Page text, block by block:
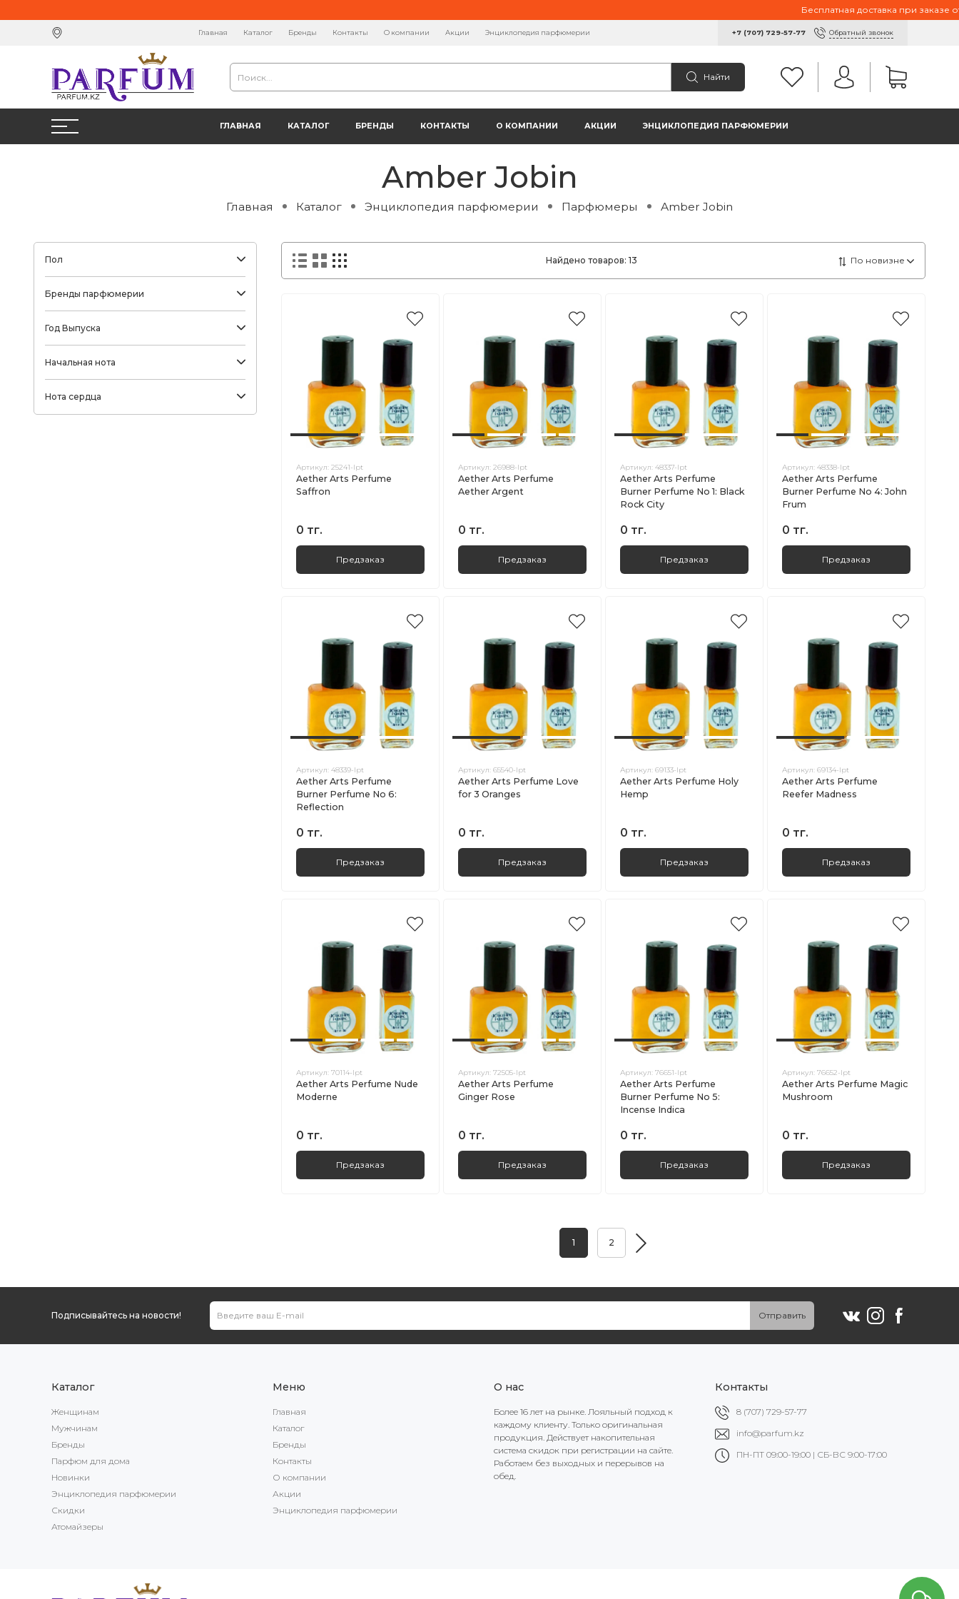
Бесплатная доставка при заказе от 10
Главная Каталог Бренды Контакты О компании Акции Энциклопедия парфюмерии +7 (707) 729-57-77 Обратный звонок
Найти
ГЛАВНАЯ КАТАЛОГ БРЕНДЫ КОНТАКТЫ О КОМПАНИИ АКЦИИ ЭНЦИКЛОПЕДИЯ ПАРФЮМЕРИИ
Amber Jobin
Главная Каталог Энциклопедия парфюмерии Парфюмеры Amber Jobin
Найдено товаров:13
Артикул:25241-lpt
Aether Arts Perfume
Saffron
0 тг.
Предзаказ
Артикул:26988-lpt
Aether Arts Perfume
Aether Argent
0 тг.
Предзаказ
Артикул:48337-lpt
Aether Arts Perfume
Burner Perfume No 1: Black
Rock City
0 тг.
Предзаказ
Артикул:48338-lpt
Aether Arts Perfume
Burner Perfume No 4: John
Frum
0 тг.
Предзаказ
Артикул:48339-lpt
Aether Arts Perfume
Burner Perfume No 6:
Reflection
0 тг.
Предзаказ
Артикул:65540-lpt
Aether Arts Perfume Love
for 3 Oranges
0 тг.
Предзаказ
Артикул:69133-lpt
Aether Arts Perfume Holy
Hemp
0 тг.
Предзаказ
Артикул:69134-lpt
Aether Arts Perfume
Reefer Madness
0 тг.
Предзаказ
Артикул:70114-lpt
Aether Arts Perfume Nude
Moderne
0 тг.
Предзаказ
Артикул:72505-lpt
Aether Arts Perfume
Ginger Rose
0 тг.
Предзаказ
Артикул:76651-lpt
Aether Arts Perfume
Burner Perfume No 5:
Incense Indica
0 тг.
Предзаказ
Артикул:76652-lpt
Aether Arts Perfume Magic
Mushroom
0 тг.
Предзаказ
1 2
Пол
Бренды парфюмерии
Год Выпуска
Начальная нота
Нота сердца
Подписывайтесь на новости! Отправить
Каталог
Женщинам
Мужчинам
Бренды
Парфюм для дома
Новинки
Энциклопедия парфюмерии
Скидки
Атомайзеры
Меню
Главная
Каталог
Бренды
Контакты
О компании
Акции
Энциклопедия парфюмерии
О нас
Более 16 лет на рынке. Лояльный подход к
каждому клиенту. Только оригинальная
продукция. Действует накопительная
система скидок при регистрации на сайте.
Работаем без выходных и перерывов на
обед.
Контакты
8 (707) 729-57-77
info@parfum.kz
ПН-ПТ 09:00-19:00 | СБ-ВС 9:00-17:00